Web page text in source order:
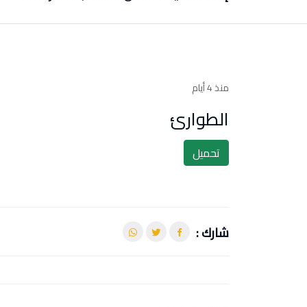
منذ 4 أيام
الطوارئ
تحميل
شارك :